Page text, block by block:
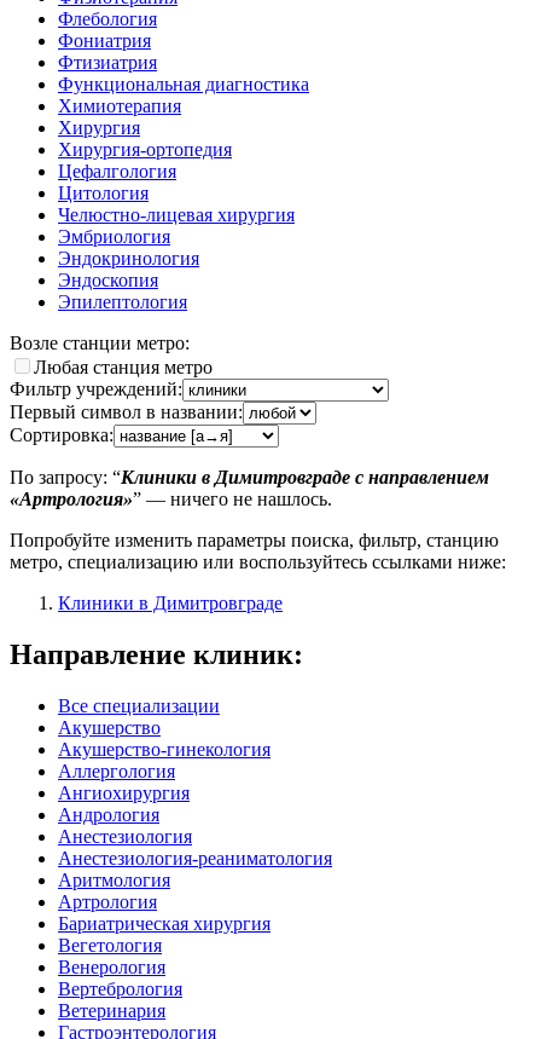
Флебология
Фониатрия
Фтизиатрия
Функциональная диагностика
Химиотерапия
Хирургия
Хирургия-ортопедия
Цефалгология
Цитология
Челюстно-лицевая хирургия
Эмбриология
Эндокринология
Эндоскопия
Эпилептология
Возле станции метро:
Любая станция метро
Фильтр учреждений:
Первый символ в названии:
Сортировка:
По запросу: “Клиники в Димитровграде с направлением
«Артрология»” — ничего не нашлось.
Попробуйте изменить параметры поиска, фильтр, станцию
метро, специализацию или воспользуйтесь ссылками ниже:
Клиники в Димитровграде
Направление клиник:
Все специализации
Акушерство
Акушерство-гинекология
Аллергология
Ангиохирургия
Андрология
Анестезиология
Анестезиология-реаниматология
Аритмология
Артрология
Бариатрическая хирургия
Вегетология
Венерология
Вертебрология
Ветеринария
Гастроэнтерология